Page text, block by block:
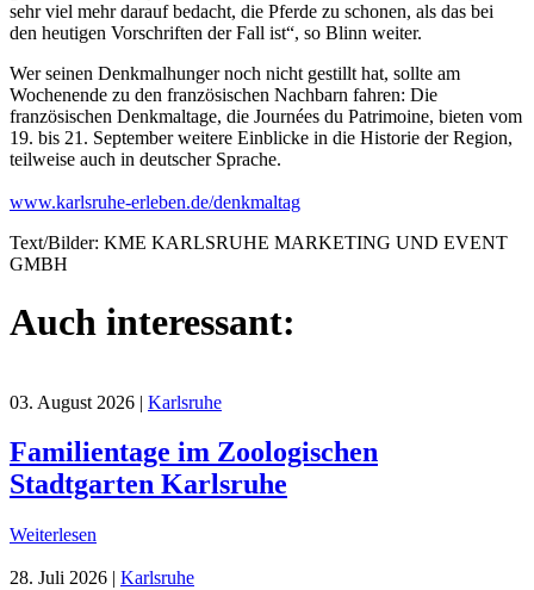
sehr viel mehr darauf bedacht, die Pferde zu schonen, als das bei
den heutigen Vorschriften der Fall ist“, so Blinn weiter.
Wer seinen Denkmalhunger noch nicht gestillt hat, sollte am
Wochenende zu den französischen Nachbarn fahren: Die
französischen Denkmaltage, die Journées du Patrimoine, bieten vom
19. bis 21. September weitere Einblicke in die Historie der Region,
teilweise auch in deutscher Sprache.
www.karlsruhe-erleben.de/denkmaltag
Text/Bilder: KME KARLSRUHE MARKETING UND EVENT
GMBH
Auch interessant:
03. August 2026 | Karlsruhe
Familientage im Zoologischen
Stadtgarten Karlsruhe
Weiterlesen
28. Juli 2026 | Karlsruhe